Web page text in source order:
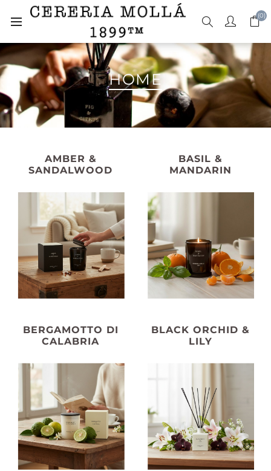
(0)
HOME
AMBER &
SANDALWOOD
BASIL &
MANDARIN
BERGAMOTTO DI
CALABRIA
BLACK ORCHID &
LILY